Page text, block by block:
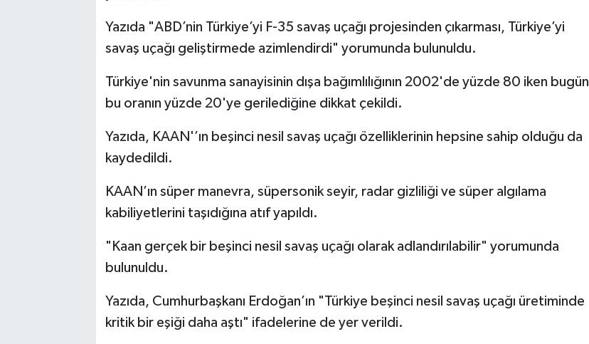
Yazıda "ABD’nin Türkiye’yi F-35 savaş uçağı projesinden çıkarması, Türkiye’yi
savaş uçağı geliştirmede azimlendirdi" yorumunda bulunuldu.
Türkiye'nin savunma sanayisinin dışa bağımlılığının 2002'de yüzde 80 iken bugün
bu oranın yüzde 20'ye gerilediğine dikkat çekildi.
Yazıda, KAAN'’ın beşinci nesil savaş uçağı özelliklerinin hepsine sahip olduğu da
kaydedildi.
KAAN’ın süper manevra, süpersonik seyir, radar gizliliği ve süper algılama
kabiliyetlerini taşıdığına atıf yapıldı.
"Kaan gerçek bir beşinci nesil savaş uçağı olarak adlandırılabilir" yorumunda
bulunuldu.
Yazıda, Cumhurbaşkanı Erdoğan’ın "Türkiye beşinci nesil savaş uçağı üretiminde
kritik bir eşiği daha aştı" ifadelerine de yer verildi.